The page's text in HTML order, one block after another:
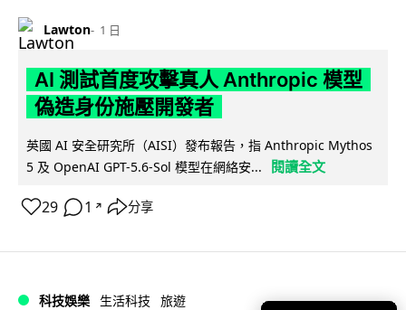
Lawton 1 日
AI 測試首度攻擊真人 Anthropic 模型
偽造身份施壓開發者
英國 AI 安全研究所（AISI）發布報告，指 Anthropic Mythos
5 及 OpenAI GPT-5.6-Sol 模型在網絡安...
閱讀全文
29 1 ↗ 分享
科技娛樂 生活科技 旅遊